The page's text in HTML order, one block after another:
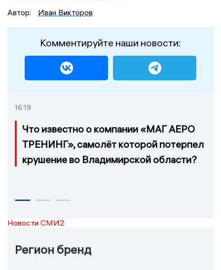
Автор:
Иван Викторов
Комментируйте наши новости:
16:19
Что известно о компании «МАГ АЕРО
ТРЕНИНГ», самолёт которой потерпел
крушение во Владимирской области?
Новости СМИ2
Регион бренд